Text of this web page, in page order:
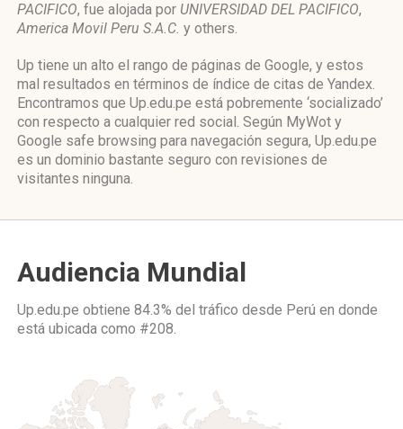
PACIFICO, fue alojada por UNIVERSIDAD DEL PACIFICO,
America Movil Peru S.A.C. y others.
Up tiene un alto el rango de páginas de Google, y estos
mal resultados en términos de índice de citas de Yandex.
Encontramos que Up.edu.pe está pobremente ‘socializado’
con respecto a cualquier red social. Según MyWot y
Google safe browsing para navegación segura, Up.edu.pe
es un dominio bastante seguro con revisiones de
visitantes ninguna.
Audiencia Mundial
Up.edu.pe obtiene 84.3% del tráfico desde Perú en donde
está ubicada como #208.